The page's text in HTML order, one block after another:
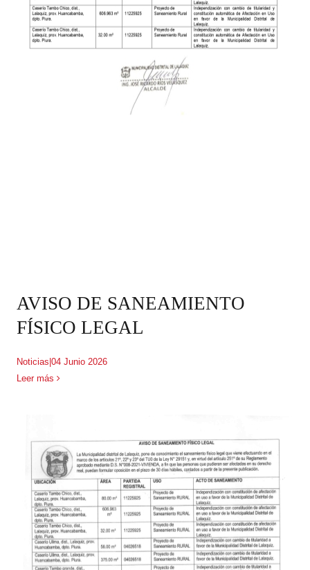
AVISO DE SANEAMIENTO
FÍSICO LEGAL
Noticias |04 Junio 2026
Leer más